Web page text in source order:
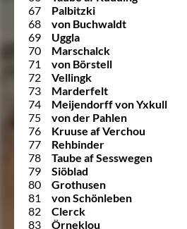
67
Palbitzki
68
von Buchwaldt
69
Uggla
70
Marschalck
71
von Börstell
72
Vellingk
73
Marderfelt
74
Meijendorff von Yxkull
75
von der Pahlen
76
Kruuse af Verchou
77
Rehbinder
78
Taube af Sesswegen
79
Siöblad
80
Grothusen
81
von Schönleben
82
Clerck
83
Örneklou